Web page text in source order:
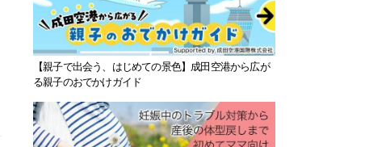
【親子で出会う、はじめての景色】成田空港から広が
る親子のおでかけガイド